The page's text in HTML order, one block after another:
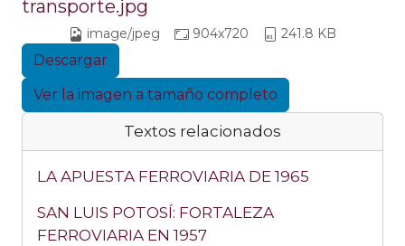
transporte.jpg
image/jpeg 904x720 241.8 KB
Descargar
Ver la imagen a tamaño completo
Textos relacionados
LA APUESTA FERROVIARIA DE 1965
SAN LUIS POTOSÍ: FORTALEZA
FERROVIARIA EN 1957